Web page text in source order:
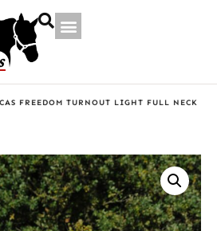
FREEDOM TURNOUT LIGHT FULL NECK